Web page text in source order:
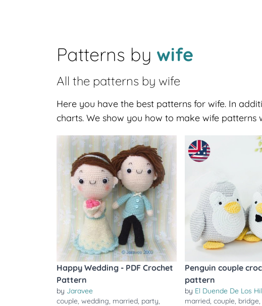
Patterns by wife
All the patterns by wife
Here you have the best patterns for wife. In
charts. We show you how to make wife patterns
Happy Wedding - PDF Crochet
Pattern
by Jaravee
couple, wedding, married, party,
Penguin couple
pattern
by El Duende De Los
married,couple, bridge,